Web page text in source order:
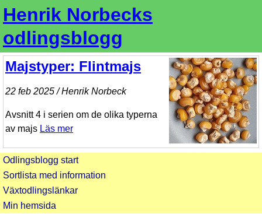
Henrik Norbecks
odlingsblogg
Majstyper: Flintmajs
22 feb 2025 / Henrik Norbeck
Avsnitt 4 i serien om de olika typerna
av majs Läs mer
Odlingsblogg start
Sortlista med information
Växtodlingslänkar
Min hemsida